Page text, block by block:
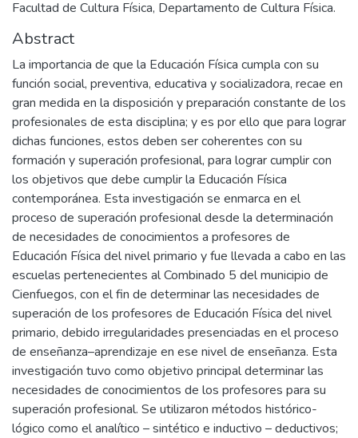
Facultad de Cultura Física, Departamento de Cultura Física.
Abstract
La importancia de que la Educación Física cumpla con su
función social, preventiva, educativa y socializadora, recae en
gran medida en la disposición y preparación constante de los
profesionales de esta disciplina; y es por ello que para lograr
dichas funciones, estos deben ser coherentes con su
formación y superación profesional, para lograr cumplir con
los objetivos que debe cumplir la Educación Física
contemporánea. Esta investigación se enmarca en el
proceso de superación profesional desde la determinación
de necesidades de conocimientos a profesores de
Educación Física del nivel primario y fue llevada a cabo en las
escuelas pertenecientes al Combinado 5 del municipio de
Cienfuegos, con el fin de determinar las necesidades de
superación de los profesores de Educación Física del nivel
primario, debido irregularidades presenciadas en el proceso
de enseñanza–aprendizaje en ese nivel de enseñanza. Esta
investigación tuvo como objetivo principal determinar las
necesidades de conocimientos de los profesores para su
superación profesional. Se utilizaron métodos histórico-
lógico como el analítico – sintético e inductivo – deductivos;